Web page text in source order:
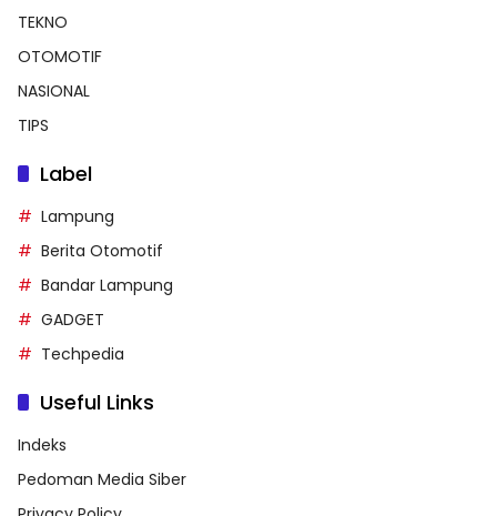
TEKNO
OTOMOTIF
NASIONAL
TIPS
Label
Lampung
Berita Otomotif
Bandar Lampung
GADGET
Techpedia
Useful Links
Indeks
Pedoman Media Siber